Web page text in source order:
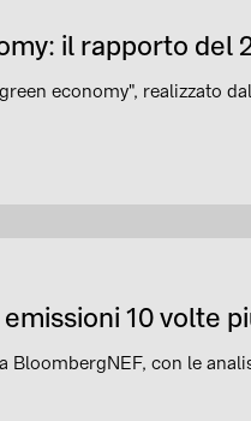
il rapporto del
economy", realizzato
10 volte
con le